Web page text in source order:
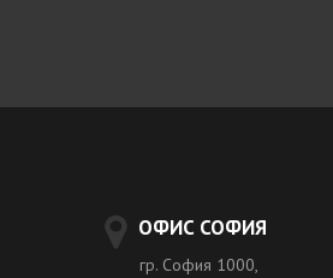
ОФИС СОФИЯ
гр. София 1000,